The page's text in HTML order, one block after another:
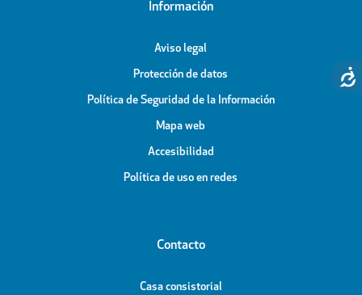
Información
Aviso legal
Protección de datos
Política de Seguridad de la Información
Mapa web
Accesibilidad
Política de uso en redes
Contacto
Casa consistorial